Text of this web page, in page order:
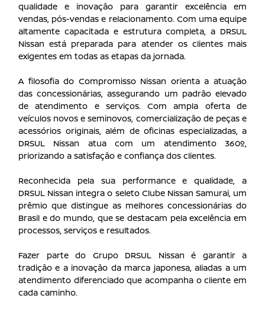
qualidade e inovação para garantir excelência em
vendas, pós-vendas e relacionamento. Com uma equipe
altamente capacitada e estrutura completa, a DRSUL
Nissan está preparada para atender os clientes mais
exigentes em todas as etapas da jornada.
A filosofia do Compromisso Nissan orienta a atuação
das concessionárias, assegurando um padrão elevado
de atendimento e serviços. Com ampla oferta de
veículos novos e seminovos, comercialização de peças e
acessórios originais, além de oficinas especializadas, a
DRSUL Nissan atua com um atendimento 360º,
priorizando a satisfação e confiança dos clientes.
Reconhecida pela sua performance e qualidade, a
DRSUL Nissan integra o seleto Clube Nissan Samurai, um
prêmio que distingue as melhores concessionárias do
Brasil e do mundo, que se destacam pela excelência em
processos, serviços e resultados.
Fazer parte do Grupo DRSUL Nissan é garantir a
tradição e a inovação da marca japonesa, aliadas a um
atendimento diferenciado que acompanha o cliente em
cada caminho.